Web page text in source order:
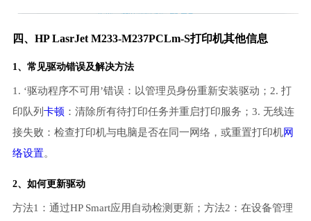
四、HP LasrJet M233-M237PCLm-S打印机其他信息
1、常见驱动错误及解决方法
1. ‘驱动程序不可用’错误：以管理员身份重新安装驱动；2. 打
印队列 卡顿 ：清除所有待打印任务并重启打印服务；3. 无线连
接失败：检查打印机与电脑是否在同一网络，或重置打印机网
络设置。
2、如何更新驱动
方法1：通过HP Smart应用自动检测更新；方法2：在设备管理